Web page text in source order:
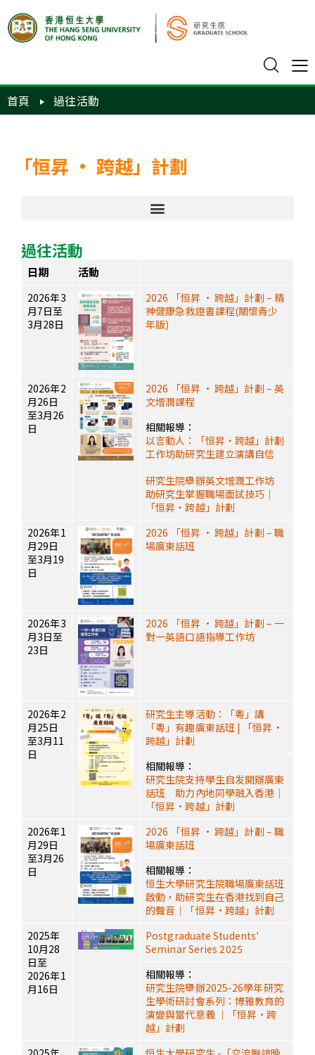
首頁 過往活動
「恒昇 · 跨越」計劃
過往活動
日期 活動
2026年3
月7日至
3月28日
2026 「恒昇 · 跨越」計劃 – 精
神健康急救證書課程(關懷青少
年版)
2026年2
月26日
至3月26
日
2026 「恒昇 · 跨越」計劃 – 英
文增潤課程
相關報導：
以言動人：「恒昇・跨越」計劃
工作坊助研究生建立演講自信
研究生院舉辦英文增潤工作坊
助研究生掌握職場面試技巧｜
「恒昇・跨越」計劃
2026年1
月29日
至3月19
日
2026 「恒昇 · 跨越」計劃 – 職
場廣東話班
2026年3
月3日至
23日
2026 「恒昇 · 跨越」計劃 – 一
對一英語口語指導工作坊
2026年2
月25日
至3月11
日
研究生主導活動：「粵」講
「粵」有趣廣東話班 | 「恒昇·
跨越」計劃
相關報導：
研究生院支持學生自发開辦廣東
話班 助力內地同學融入香港｜
「恒昇·跨越」計劃
2026年1
月29日
至3月26
日
2026 「恒昇 · 跨越」計劃 – 職
場廣東話班
相關報導：
恒生大學研究生院職場廣東話班
啟動，助研究生在香港找到自己
的聲音｜「恒昇·跨越」計劃
2025年
10月28
日至
2026年1
月16日
Postgraduate Students'
Seminar Series 2025
相關報導：
研究生院舉辦2025-26學年研究
生學術研討會系列：博雅教育的
演變與當代意義 ｜「恒昇·跨
越」計劃